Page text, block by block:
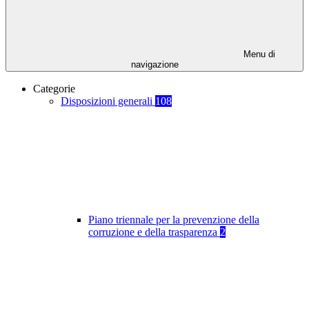
Menu di
navigazione
Categorie
Disposizioni generali 108
Piano triennale per la prevenzione della
corruzione e della trasparenza 2